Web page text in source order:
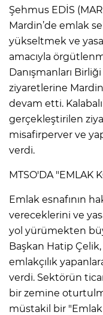
Şehmus EDİS
​Mardin’de emlak
yükseltmek ve
amacıyla
Danışmanları
ziyaretlerine Mardin
devam etti.
gerçekleştirilen
misafirperver ve
verdi.
​MTSO'DA "EMLAK
Emlak esnafının
vereceklerini ve
yol yürümekten
Başkan Hatip Çelik,
emlakçılık
verdi. Sektörün
bir zemine
müstakil bir "Emlak